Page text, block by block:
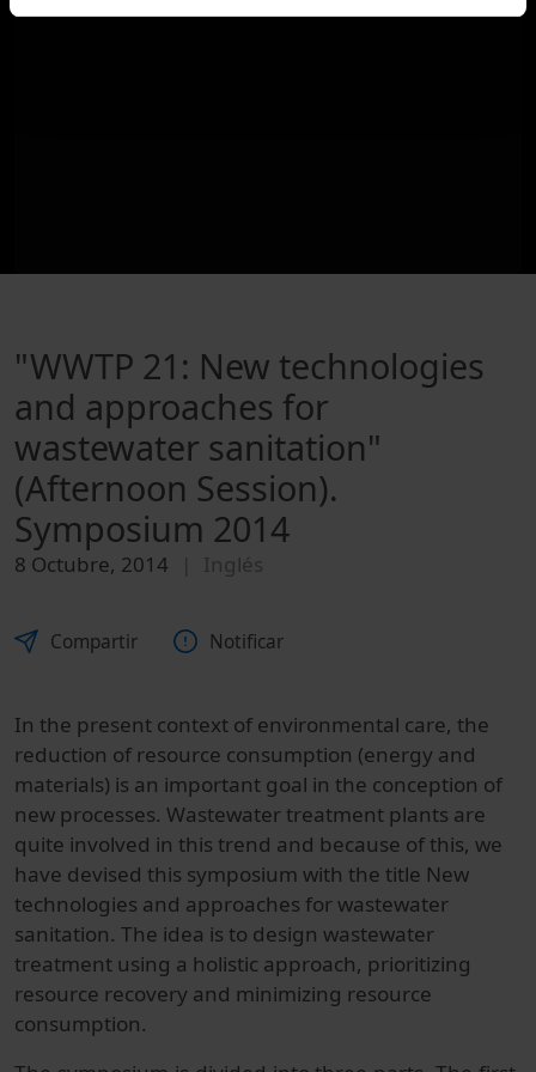
"WWTP 21: New technologies
and approaches for
wastewater sanitation"
(Afternoon Session).
Symposium 2014
8 Octubre, 2014 Inglés
Compartir Notificar
In the present context of environmental care, the
reduction of resource consumption (energy and
materials) is an important goal in the conception of
new processes. Wastewater treatment plants are
quite involved in this trend and because of this, we
have devised this symposium with the title New
technologies and approaches for wastewater
sanitation. The idea is to design wastewater
treatment using a holistic approach, prioritizing
resource recovery and minimizing resource
consumption.